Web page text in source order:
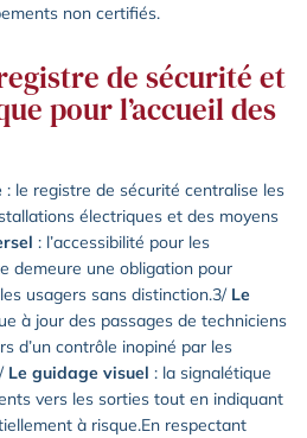
non certifiés.
de sécurité et
pour l’accueil des
: le registre de sécurité centralise les
électriques et des moyens
: l’accessibilité pour les
demeure une obligation pour
usagers sans distinction.3/ Le
à jour des passages de techniciens
d’un contrôle inopiné par les
Le guidage visuel : la signalétique
vers les sorties tout en indiquant
à risque.En respectant